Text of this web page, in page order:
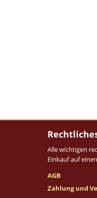
Alle wichtigen
Einkauf auf
AGB
Zahlung und